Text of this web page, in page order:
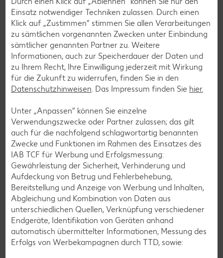
TCHIBO
TCHIBO ist deine Adresse für erstklassigen Kaffee,
Einsatz notwendiger Techniken zulassen. Durch einen
Klick auf „Zustimmen“ stimmen Sie allen Verarbeitungen
zu sämtlichen vorgenannten Zwecken unter Einbindung
sämtlicher genannten Partner zu. Weitere
Informationen, auch zur Speicherdauer der Daten und
zu Ihrem Recht, Ihre Einwilligung jederzeit mit Wirkung
für die Zukunft zu widerrufen, finden Sie in den
Datenschutzhinweisen. Das Impressum finden Sie hier.
Unter „Anpassen“ können Sie einzelne
Verwendungszwecke oder Partner zulassen; das gilt
auch für die nachfolgend schlagwortartig benannten
Zwecke und Funktionen im Rahmen des Einsatzes des
IAB TCF für Werbung und Erfolgsmessung:
Gewährleistung der Sicherheit, Verhinderung und
Aufdeckung von Betrug und Fehlerbehebung,
Bereitstellung und Anzeige von Werbung und Inhalten,
Abgleichung und Kombination von Daten aus
unterschiedlichen Quellen, Verknüpfung verschiedener
Endgeräte, Identifikation von Geräten anhand
automatisch übermittelter Informationen, Messung des
Erfolgs von Werbekampagnen durch TTD, sowie: